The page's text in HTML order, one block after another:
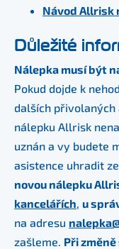
Návod Allrisk
Důležité
Nálepka musí být
Pokud dojde k
dalších přivolaných
nálepku Allrisk
uznán a vy budete
asistence uhradit
novou nálepku
kancelářích, u
na adresu
zašleme. Při